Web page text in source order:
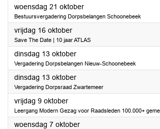
woensdag 21 oktober2026
Bestuursvergadering Dorpsbelangen Schoonebeek
vrijdag 16 oktober2026
Save The Date | 10 jaar ATLAS
dinsdag 13 oktober2026
Vergadering Dorpsbelangen Nieuw-Schoonebeek
dinsdag 13 oktober2026
Vergadering Dorpsraad Zwartemeer
vrijdag 9 oktober2026
Leergang Modern Gezag voor Raadsleden 100.000+
woensdag 7 oktober2026